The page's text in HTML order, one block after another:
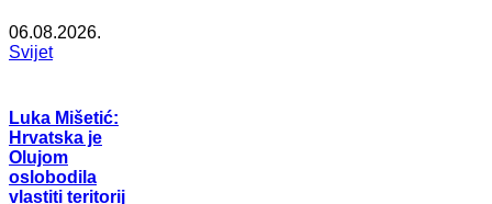
06.08.2026.
Svijet
Luka Mišetić:
Hrvatska je
Olujom
oslobodila
vlastiti teritorij